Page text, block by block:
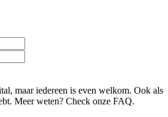
maar iedereen is even welkom. Ook als
Meer weten? Check onze FAQ.